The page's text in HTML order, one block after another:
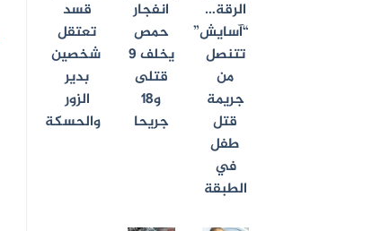
الرقة…
“آسايش”
تتنصل
من
جريمة
قتل
طفل
في
الطبقة
انفجار
حمص
يخلف 9
قتلى
و18
جريحا
قسد
تعتقل
شخصين
بدير
الزور
والحسكة